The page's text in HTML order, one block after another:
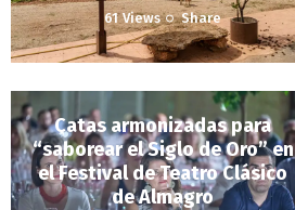
61 Views Share
Catas armonizadas para
“saborear el Siglo de Oro” en
el Festival de Teatro Clásico
de Almagro